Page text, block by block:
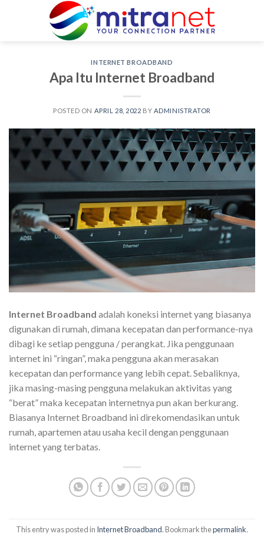
INTERNET BROADBAND
Apa Itu Internet Broadband
POSTED ON APRIL 28, 2022 BY ADMINISTRATOR
Internet Broadband adalah koneksi internet yang biasanya
digunakan di rumah, dimana kecepatan dan performance-nya
dibagi ke setiap pengguna / perangkat. Jika penggunaan
internet ini “ringan”, maka pengguna akan merasakan
kecepatan dan performance yang lebih cepat. Sebaliknya,
jika masing-masing pengguna melakukan aktivitas yang
“berat” maka kecepatan internetnya pun akan berkurang.
Biasanya Internet Broadband ini direkomendasikan untuk
rumah, apartemen atau usaha kecil dengan penggunaan
internet yang terbatas.
This entry was posted in Internet Broadband. Bookmark thepermalink.